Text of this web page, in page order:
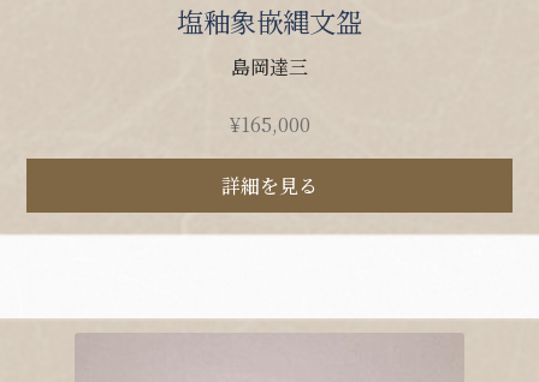
塩釉象嵌縄文盌
島岡達三
¥165,000
詳細を見る